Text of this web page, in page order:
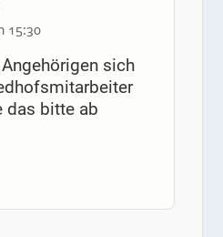
15:30
sich
das bitte ab